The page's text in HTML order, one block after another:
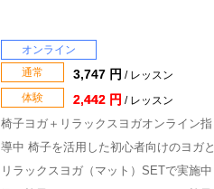
オンライン
通常
3,747 円 / レッスン
体験
2,442 円 / レッスン
椅子ヨガ＋リラックスヨガオンライン指
導中 椅子を活用した初心者向けのヨガと
リラックスヨガ（マット）SETで実施中